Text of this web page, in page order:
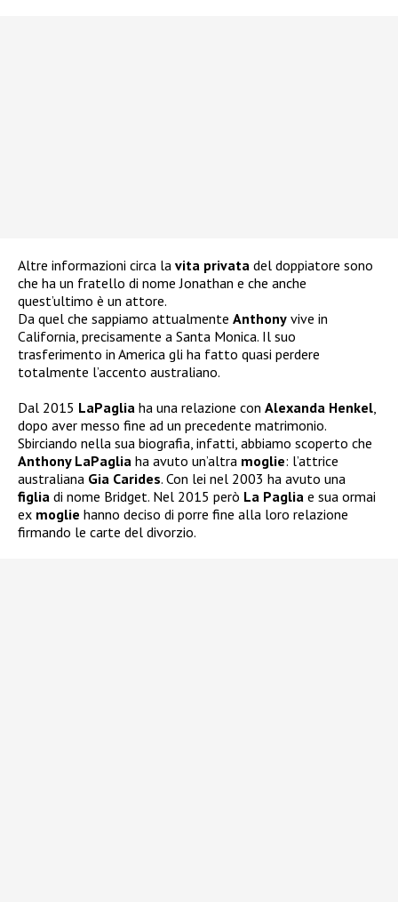
Altre informazioni circa la vita privata del doppiatore sono
che ha un fratello di nome Jonathan e che anche
quest’ultimo è un attore.
Da quel che sappiamo attualmente Anthony vive in
California, precisamente a Santa Monica. Il suo
trasferimento in America gli ha fatto quasi perdere
totalmente l’accento australiano.
Dal 2015 LaPaglia ha una relazione con Alexanda Henkel,
dopo aver messo fine ad un precedente matrimonio.
Sbirciando nella sua biografia, infatti, abbiamo scoperto che
Anthony LaPaglia ha avuto un’altra moglie: l’attrice
australiana Gia Carides. Con lei nel 2003 ha avuto una
figlia di nome Bridget. Nel 2015 però La Paglia e sua ormai
ex moglie hanno deciso di porre fine alla loro relazione
firmando le carte del divorzio.